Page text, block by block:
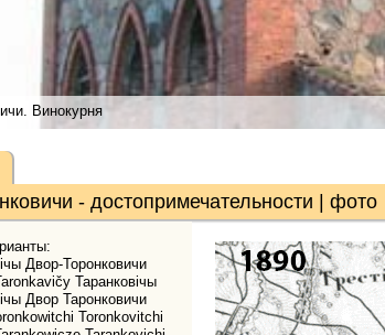
Винокурня
- достопримечательности | фото
Двор-Торонковичи
Таранковічы
Двор Таронковичи
Toronkovitchi